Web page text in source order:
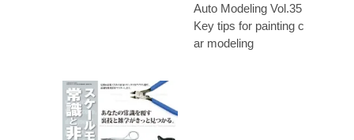
Auto Modeling Vol.35
Key tips for painting c
ar modeling